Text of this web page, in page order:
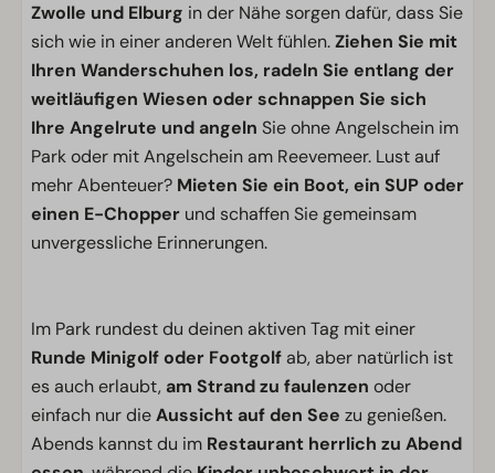
Zwolle und Elburg in der Nähe sorgen dafür, dass Sie
sich wie in einer anderen Welt fühlen.Ziehen Sie mit
Ihren Wanderschuhen los, radeln Sie entlang der
weitläufigen Wiesen oder schnappen Sie sich
Ihre Angelrute und angeln Sie ohne Angelschein im
Park oder mit Angelschein am Reevemeer. Lust auf
mehr Abenteuer? Mieten Sie ein Boot, ein SUP oder
einen E-Chopper und schaffen Sie gemeinsam
unvergessliche Erinnerungen.
Im Park rundest du deinen aktiven Tag mit einer
Runde Minigolf oder Footgolfab, aber natürlich ist
es auch erlaubt, am Strand zu faulenzen oder
einfach nur dieAussicht auf den See zu genießen.
Abends kannst du im Restaurant herrlich zu Abend